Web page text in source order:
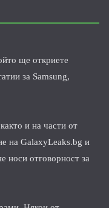
ще откриете
за Samsung,
и на части от
на GalaxyLeaks.bg и
носи отговорност за